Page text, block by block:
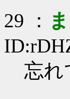
29 ：
忘れ